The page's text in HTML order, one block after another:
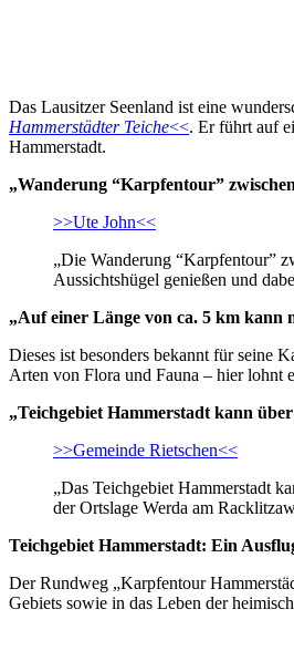
Das Lausitzer Seenland ist eine
Hammerstädter Teiche<<. Er führt auf
Hammerstadt.
„Wanderung “Karpfentour”
>>Ute John<<
„Die Wanderung “Karpfentour”
Aussichtshügel genießen und
„Auf einer Länge von ca. 5 km kann
Dieses ist besonders bekannt für seine
Arten von Flora und Fauna – hier lohnt
„Teichgebiet Hammerstadt kann
>>Gemeinde Rietschen<<
„Das Teichgebiet Hammerstadt
der Ortslage Werda am
Teichgebiet Hammerstadt: Ein
Der Rundweg „Karpfentour
Gebiets sowie in das Leben der